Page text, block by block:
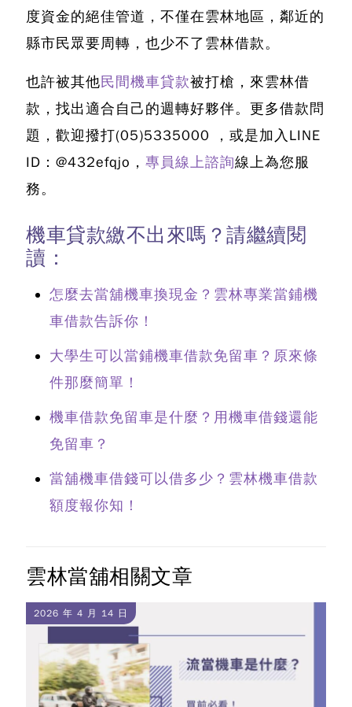
度資金的絕佳管道，不僅在雲林地區，鄰近的
縣市民眾要周轉，也少不了雲林借款。
也許被其他民間機車貸款被打槍，來雲林借
款，找出適合自己的週轉好夥伴。更多借款問
題，歡迎撥打(05)5335000
，或是加入LINE
ID：@432efqjo， 專員線上諮詢線上為您服
務。
機車貸款繳不出來嗎？請繼續閱
讀：
怎麼去當舖機車換現金？雲林專業當鋪機
車借款告訴你！
大學生可以當鋪機車借款免留車？原來條
件那麼簡單！
機車借款免留車是什麼？用機車借錢還能
免留車？
當舖機車借錢可以借多少？雲林機車借款
額度報你知！
雲林當舖相關文章
2026 年 4 月 14 日